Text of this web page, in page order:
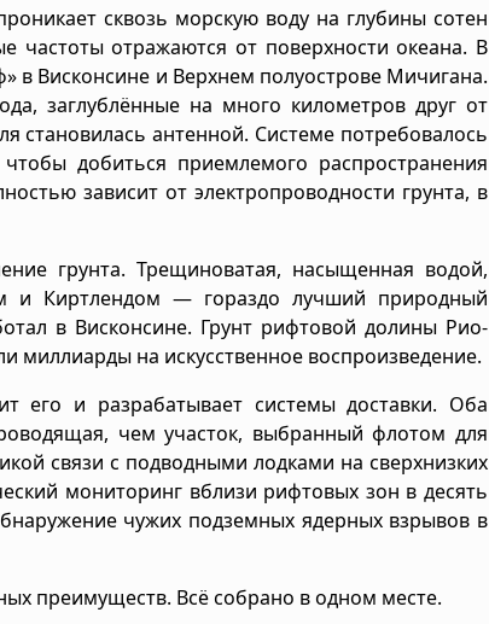
сквозь морскую воду на глубины сотен
частоты отражаются от поверхности океана. В
в Висконсине и Верхнем полуострове Мичигана.
заглублённые на много километров друг от
становилась антенной. Системе потребовалось
добиться приемлемого распространения
зависит от электропроводности грунта, в
грунта. Трещиноватая, насыщенная водой,
и Киртлендом — гораздо лучший природный
в Висконсине. Грунт рифтовой долины Рио-
миллиарды на искусственное воспроизведение.
его и разрабатывает системы доставки. Оба
чем участок, выбранный флотом для
связи с подводными лодками на сверхнизких
мониторинг вблизи рифтовых зон в десять
чужих подземных ядерных взрывов в
преимуществ. Всё собрано в одном месте.